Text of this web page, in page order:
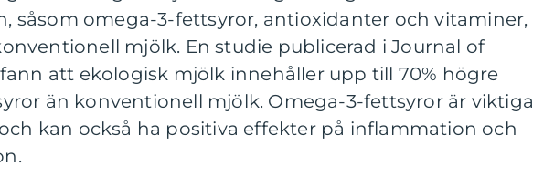
såsom omega-3-fettsyror, antioxidanter och vitaminer,
mjölk. En studie publicerad i Journal of
fann att ekologisk mjölk innehåller upp till 70% högre
än konventionell mjölk. Omega-3-fettsyror är viktiga
kan också ha positiva effekter på inflammation och